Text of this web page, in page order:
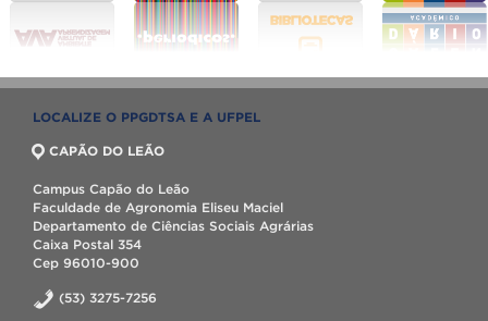
LOCALIZE O PPGDTSA E A UFPEL
CAPÃO DO LEÃO
Campus Capão do Leão
Faculdade de Agronomia Eliseu Maciel
Departamento de Ciências Sociais Agrárias
Caixa Postal 354
Cep 96010-900
(53) 3275-7256